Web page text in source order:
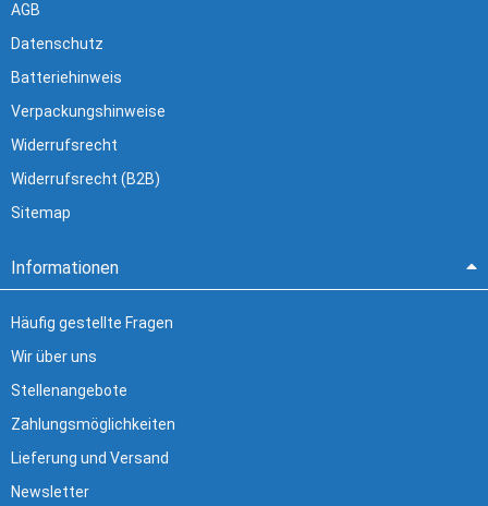
AGB
Datenschutz
Batteriehinweis
Verpackungshinweise
Widerrufsrecht
Widerrufsrecht (B2B)
Sitemap
Informationen
Häufig gestellte Fragen
Wir über uns
Stellenangebote
Zahlungsmöglichkeiten
Lieferung und Versand
Newsletter